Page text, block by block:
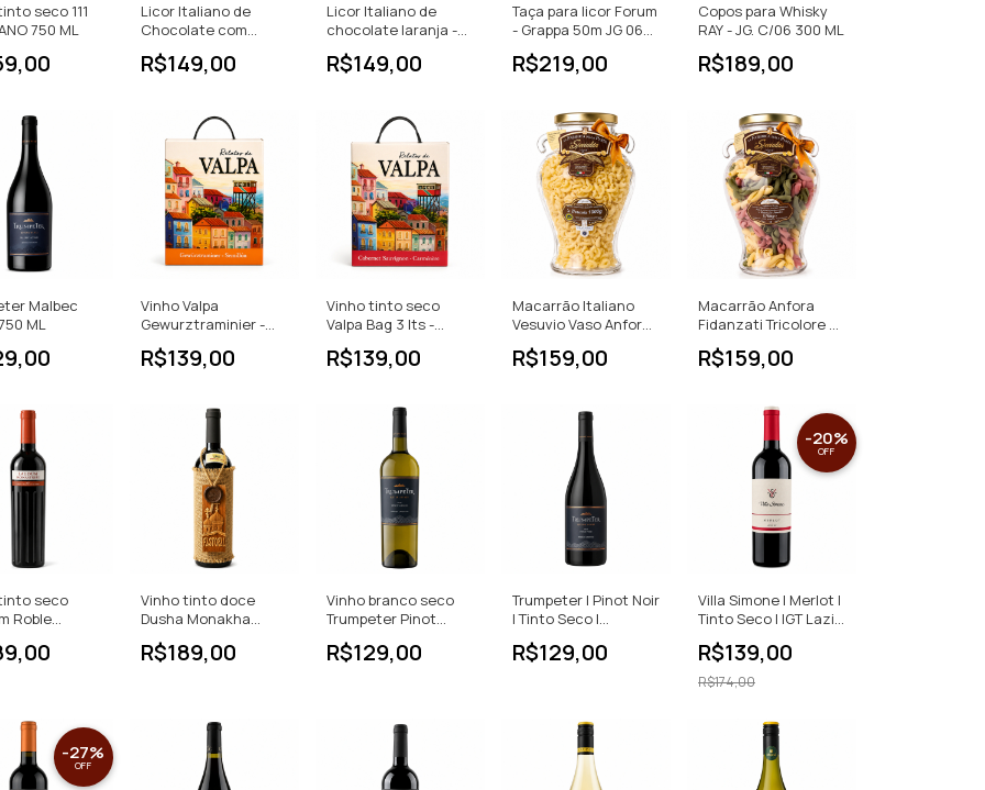
seco 111
750 ML
Licor Italiano de
Chocolate com
Pimenta Peperoncino
500 ml
R$149,00
Licor Italiano de
chocolate laranja -
Arancia 500ml
R$149,00
Taça para licor Forum
- Grappa 50m JG 06
PCS
R$219,00
Copos para Whisky
RAY - JG. C/06 300 ML
R$189,00
Malbec
ML
Vinho Valpa
Gewurztraminier -
Bag 3L
R$139,00
Vinho tinto seco
Valpa Bag 3 lts -
Cabernet -
Camernere
R$139,00
Macarrão Italiano
Vesuvio Vaso Anfora
1kg
R$159,00
Macarrão Anfora
Fidanzati Tricolore La
Fabbrica 750g
R$159,00
seco
Roble
DOP
Vinho tinto doce
Dusha Monakha
Pastoral Dessert
Wine
R$189,00
Vinho branco seco
Trumpeter Pinot
Grigio 750 ML
R$129,00
Trumpeter | Pinot Noir
| Tinto Seco |
Argentina | 750ml
R$129,00
Villa Simone | Merlot |
Tinto Seco | IGT Lazio
| 750ml
R$139,00
-20%
OFF
R$174,00
-27%
OFF